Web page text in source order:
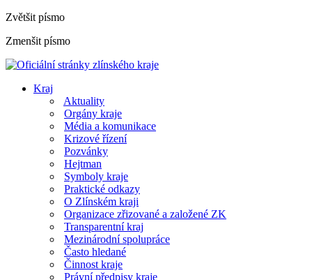
Zvětšit písmo
Zmenšit písmo
Kraj
Aktuality
Orgány kraje
Média a komunikace
Krizové řízení
Pozvánky
Hejtman
Symboly kraje
Praktické odkazy
O Zlínském kraji
Organizace zřizované a založené ZK
Transparentní kraj
Mezinárodní spolupráce
Často hledané
Činnost kraje
Právní předpisy kraje